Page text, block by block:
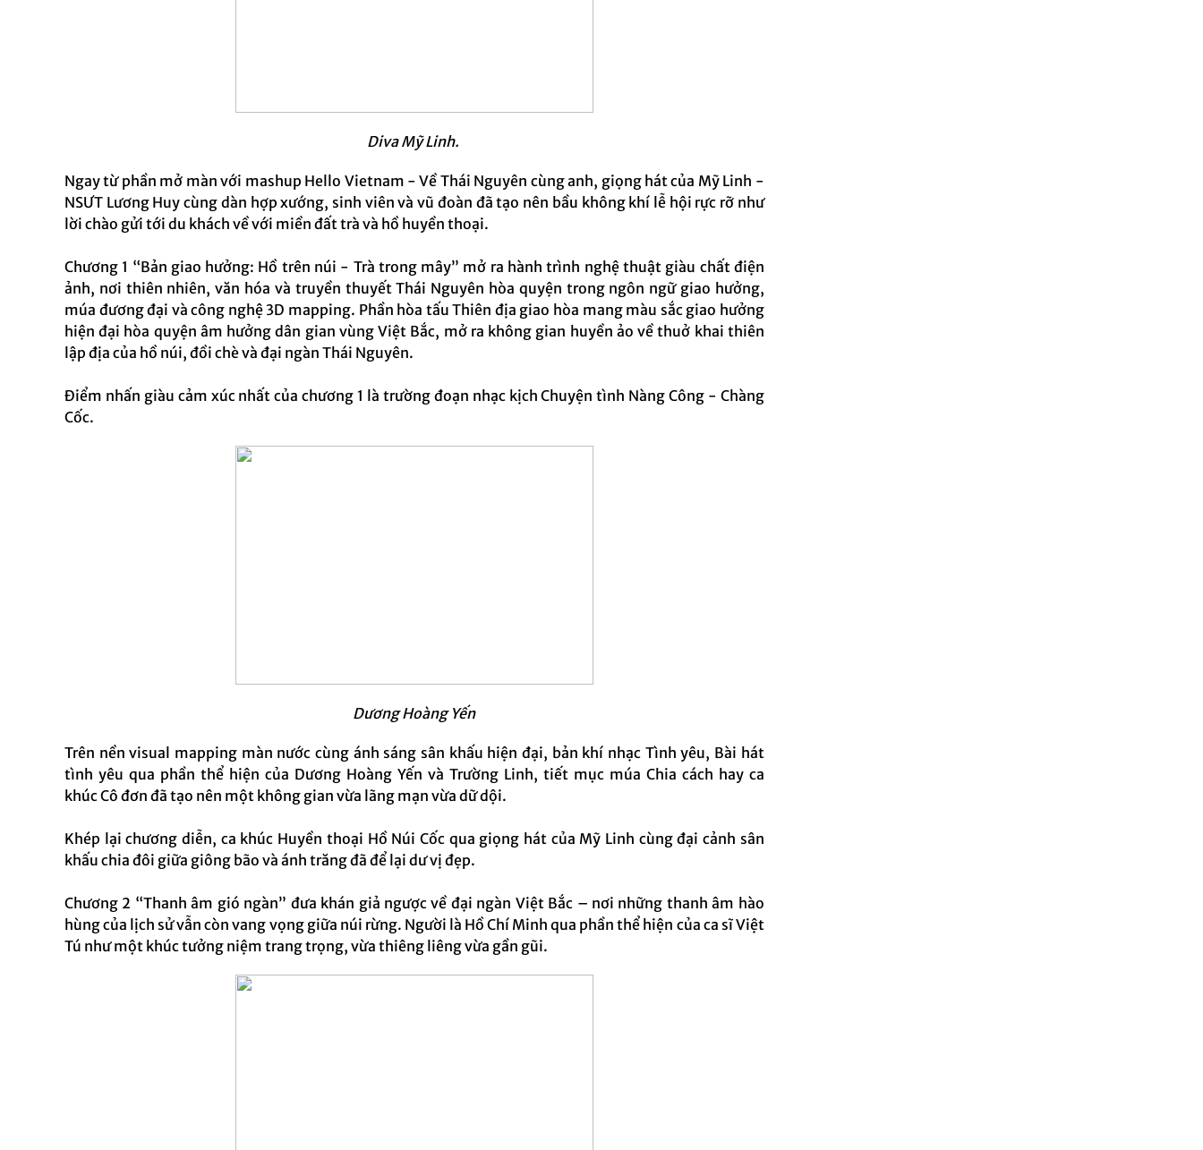
Diva Mỹ Linh.
Ngay từ phần mở màn với mashup Hello Vietnam - Về Thái Nguyên cùng anh, giọng hát của Mỹ Linh -
NSƯT Lương Huy cùng dàn hợp xướng, sinh viên và vũ đoàn đã tạo nên bầu không khí lễ hội rực rỡ như
lời chào gửi tới du khách về với miền đất trà và hồ huyền thoại.
Chương 1 “Bản giao hưởng: Hồ trên núi - Trà trong mây” mở ra hành trình nghệ thuật giàu chất điện
ảnh, nơi thiên nhiên, văn hóa và truyền thuyết Thái Nguyên hòa quyện trong ngôn ngữ giao hưởng,
múa đương đại và công nghệ 3D mapping. Phần hòa tấu Thiên địa giao hòa mang màu sắc giao hưởng
hiện đại hòa quyện âm hưởng dân gian vùng Việt Bắc, mở ra không gian huyền ảo về thuở khai thiên
lập địa của hồ núi, đồi chè và đại ngàn Thái Nguyên.
Điểm nhấn giàu cảm xúc nhất của chương 1 là trường đoạn nhạc kịch Chuyện tình Nàng Công - Chàng
Cốc.
Dương Hoàng Yến
Trên nền visual mapping màn nước cùng ánh sáng sân khấu hiện đại, bản khí nhạc Tình yêu, Bài hát
tình yêu qua phần thể hiện của Dương Hoàng Yến và Trường Linh, tiết mục múa Chia cách hay ca
khúc Cô đơn đã tạo nên một không gian vừa lãng mạn vừa dữ dội.
Khép lại chương diễn, ca khúc Huyền thoại Hồ Núi Cốc qua giọng hát của Mỹ Linh cùng đại cảnh sân
khấu chia đôi giữa giông bão và ánh trăng đã để lại dư vị đẹp.
Chương 2 “Thanh âm gió ngàn” đưa khán giả ngược về đại ngàn Việt Bắc – nơi những thanh âm hào
hùng của lịch sử vẫn còn vang vọng giữa núi rừng. Người là Hồ Chí Minh qua phần thể hiện của ca sĩ Việt
Tú như một khúc tưởng niệm trang trọng, vừa thiêng liêng vừa gần gũi.